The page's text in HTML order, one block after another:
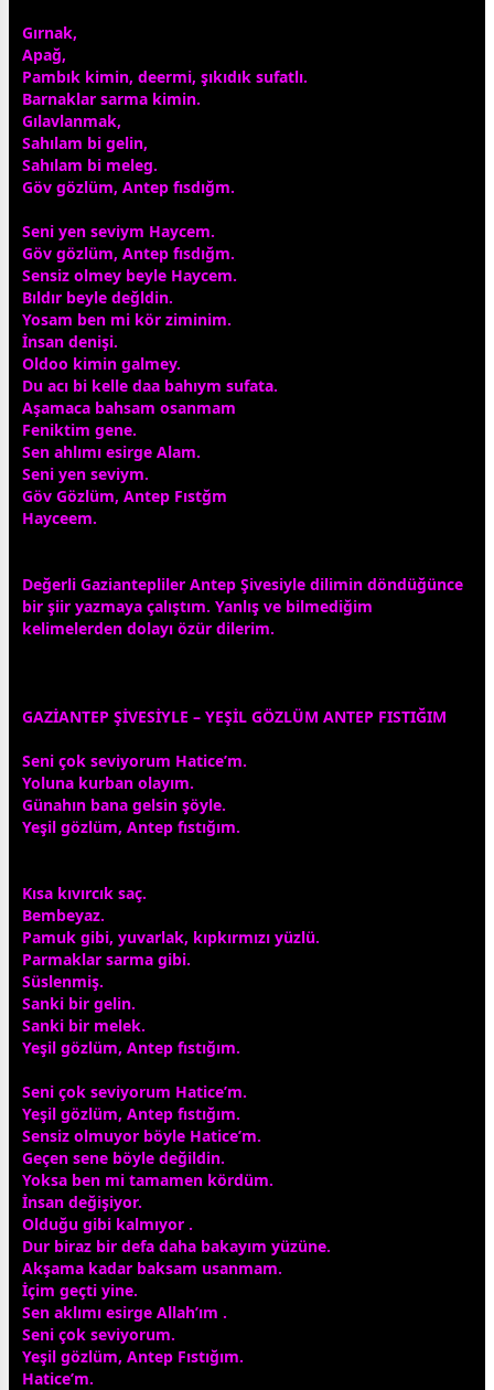
Gırnak,
Apağ,
Pambık kimin, deermi, şıkıdık sufatlı.
Barnaklar sarma kimin.
Gılavlanmak,
Sahılam bi gelin,
Sahılam bi meleg.
Göv gözlüm, Antep fısdığm.
Seni yen seviym Haycem.
Göv gözlüm, Antep fısdığm.
Sensiz olmey beyle Haycem.
Bıldır beyle değldin.
Yosam ben mi kör ziminim.
İnsan denişi.
Oldoo kimin galmey.
Du acı bi kelle daa bahıym sufata.
Aşamaca bahsam osanmam
Feniktim gene.
Sen ahlımı esirge Alam.
Seni yen seviym.
Göv Gözlüm, Antep Fıstğm
Hayceem.
Değerli Gaziantepliler Antep Şivesiyle dilimin döndüğünce
bir şiir yazmaya çalıştım. Yanlış ve bilmediğim
kelimelerden dolayı özür dilerim.
GAZİANTEP ŞİVESİYLE – YEŞİL GÖZLÜM ANTEP FISTIĞIM
Seni çok seviyorum Hatice’m.
Yoluna kurban olayım.
Günahın bana gelsin şöyle.
Yeşil gözlüm, Antep fıstığım.
Kısa kıvırcık saç.
Bembeyaz.
Pamuk gibi, yuvarlak, kıpkırmızı yüzlü.
Parmaklar sarma gibi.
Süslenmiş.
Sanki bir gelin.
Sanki bir melek.
Yeşil gözlüm, Antep fıstığım.
Seni çok seviyorum Hatice’m.
Yeşil gözlüm, Antep fıstığım.
Sensiz olmuyor böyle Hatice’m.
Geçen sene böyle değildin.
Yoksa ben mi tamamen kördüm.
İnsan değişiyor.
Olduğu gibi kalmıyor .
Dur biraz bir defa daha bakayım yüzüne.
Akşama kadar baksam usanmam.
İçim geçti yine.
Sen aklımı esirge Allah’ım .
Seni çok seviyorum.
Yeşil gözlüm, Antep Fıstığım.
Hatice’m.